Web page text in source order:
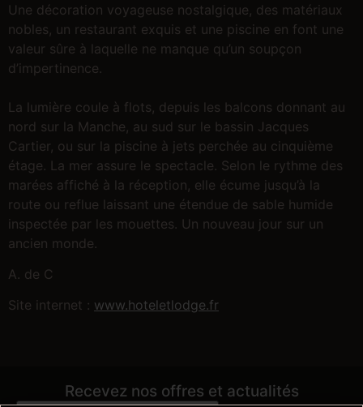
Une décoration voyageuse nostalgique, des matériaux
nobles, un restaurant exquis et une piscine en font une
valeur sûre à laquelle ne manque qu’un soupçon
d’impertinence.
La lumière coule à flots, depuis les balcons donnant au
nord sur la Manche, au sud sur le bassin Jacques
Cartier, ou sur la piscine à jets perchée au cinquième
étage. La mer assure le spectacle. Selon le rythme des
marées affiché à la réception, elle écume jusqu’à la
route ou reflue laissant une étendue de sable humide
inspectée par les mouettes. Un nouveau jour sur un
ancien monde.
A. de C
Site internet : www.hoteletlodge.fr
Recevez nos offres et actualités